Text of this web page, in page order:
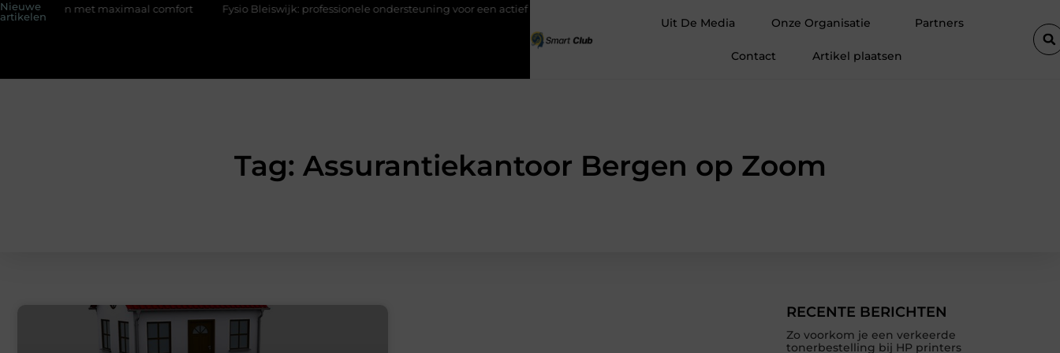
Nieuwe
artikelen
met maximaal comfort Fysio Bleiswijk: professionele ondersteuning voor een actief leven
Uit De Media Onze Organisatie Partners
Contact Artikel plaatsen
Tag: Assurantiekantoor Bergen op Zoom
RECENTE BERICHTEN
Zo voorkom je een verkeerde
tonerbestelling bij HP printers